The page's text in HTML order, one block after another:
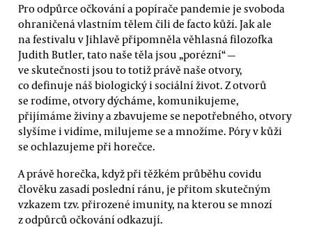
Pro odpůrce očkování a popírače pandemie je svoboda
ohraničená vlastním tělem čili de facto kůží. Jak ale
na festivalu v Jihlavě připomněla věhlasná filozofka
Judith Butler, tato naše těla jsou „porézní“ —
ve skutečnosti jsou to totiž právě naše otvory,
co definuje náš biologický i sociální život. Z otvorů
se rodíme, otvory dýcháme, komunikujeme,
přijímáme živiny a zbavujeme se nepotřebného, otvory
slyšíme i vidíme, milujeme se a množíme. Póry v kůži
se ochlazujeme při horečce.
A právě horečka, když při těžkém průběhu covidu
člověku zasadí poslední ránu, je přitom skutečným
vzkazem tzv. přirozené imunity, na kterou se mnozí
z odpůrců očkování odkazují.